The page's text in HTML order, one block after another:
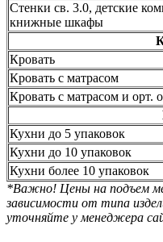
Стенки св. 3.0, детские
книжные шкафы
Кровать
Кровать с матрасом
Кровать с матрасом и орт.
Кухни до 5 упаковок
Кухни до 10 упаковок
Кухни более 10 упаковок
*Важно! Цены на подъем
зависимости от типа
уточняйте у менеджера